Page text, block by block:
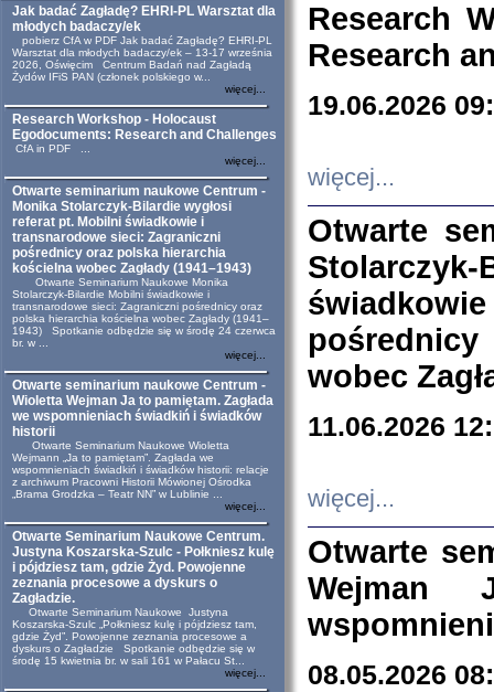
Jak badać Zagładę? EHRI-PL Warsztat dla
młodych badaczy/ek
pobierz CfA w PDF Jak badać Zagładę? EHRI-PL
Warsztat dla młodych badaczy/ek – 13-17 września
2026, Oświęcim Centrum Badań nad Zagładą
Żydów IFiS PAN (członek polskiego w...
więcej...
Research Workshop - Holocaust
Egodocuments: Research and Challenges
CfA in PDF ...
więcej...
Otwarte seminarium naukowe Centrum -
Monika Stolarczyk-Bilardie wygłosi
referat pt. Mobilni świadkowie i
transnarodowe sieci: Zagraniczni
pośrednicy oraz polska hierarchia
kościelna wobec Zagłady (1941–1943)
Otwarte Seminarium Naukowe Monika
Stolarczyk-Bilardie Mobilni świadkowie i
transnarodowe sieci: Zagraniczni pośrednicy oraz
polska hierarchia kościelna wobec Zagłady (1941–
1943) Spotkanie odbędzie się w środę 24 czerwca
br. w ...
więcej...
Otwarte seminarium naukowe Centrum -
Wioletta Wejman Ja to pamiętam. Zagłada
we wspomnieniach świadkiń i świadków
historii
Otwarte Seminarium Naukowe Wioletta
Wejmann „Ja to pamiętam”. Zagłada we
wspomnieniach świadkiń i świadków historii: relacje
z archiwum Pracowni Historii Mówionej Ośrodka
„Brama Grodzka – Teatr NN” w Lublinie ...
więcej...
Otwarte Seminarium Naukowe Centrum.
Justyna Koszarska-Szulc - Połkniesz kulę
i pójdziesz tam, gdzie Żyd. Powojenne
zeznania procesowe a dyskurs o
Zagładzie.
Otwarte Seminarium Naukowe Justyna
Koszarska-Szulc „Połkniesz kulę i pójdziesz tam,
gdzie Żyd”. Powojenne zeznania procesowe a
dyskurs o Zagładzie Spotkanie odbędzie się w
środę 15 kwietnia br. w sali 161 w Pałacu St...
więcej...
Research
Research
19.06.2026
więcej...
Otwarte
wobec
11.06.2026
więcej...
Otwarte
Wejman
08.05.2026